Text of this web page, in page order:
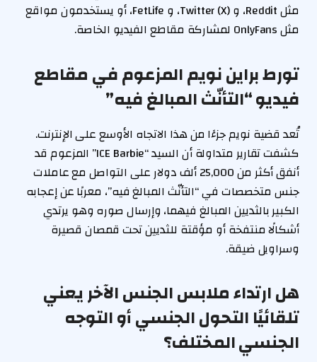
مثل Reddit، و Twitter (X)، و FetLife، أو يستخدمون مواقع
مثل OnlyFans لمشاركة مقاطع الفيديو الخاصة.
تورط براين نويم المزعوم في مقاطع
فيديو “التأنّث المبالغ فيه”
تُعد قضية نويم جزءًا من هذا الاتجاه الأوسع على الإنترنت.
كشفت تقارير متداولة أن السيد “ICE Barbie” المزعوم قد
أنفق أكثر من 25,000 ألف دولار على التواصل مع عاملات
جنس متخصصات في “التأنّث المبالغ فيه”، معربًا عن إعجابه
الكبير بالثديين المبالغ فيهما، وإرسال صوره وهو يرتدي
أشكالًا منتفخة أو مؤقتة للثديين تحت قمصان قصيرة
وسراويل ضيقة.
هل ارتداء ملابس الجنس الآخر يعني
تلقائيًا التحول الجنسي أو التوجه
الجنسي المختلف؟